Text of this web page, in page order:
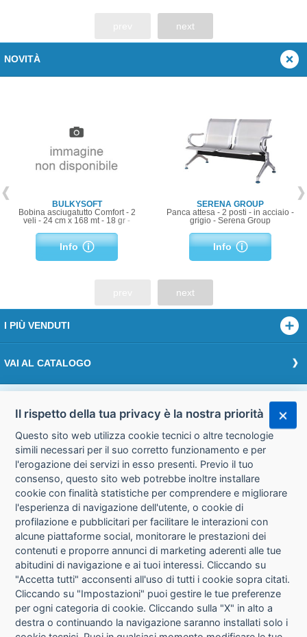
next
NOVITÀ
BULKYSOFT
Bobina asciugatutto Comfort - 2
veli - 24 cm x 168 mt - 18 gr -
Info
SERENA GROUP
Panca attesa - 2 posti - in acciaio -
grigio - Serena Group
Info
next
I PIÙ VENDUTI
VAI AL CATALOGO
Accedi
CONDIZIONI DI VENDITA PRIVACY
INFORMATIVA USO COOKIE
Il rispetto della tua privacy è la nostra priorità
Questo sito web utilizza cookie tecnici o altre tecnologie
simili necessari per il suo corretto funzionamento e per
l'erogazione dei servizi in esso presenti. Previo il tuo
consenso, questo sito web potrebbe inoltre installare
cookie con finalità statistiche per comprendere e migliorare
l'esperienza di navigazione dell'utente, o cookie di
profilazione e pubblicitari per facilitare le interazioni con
alcune piattaforme social, monitorare le prestazioni dei
contenuti e proporre annunci di marketing aderenti alle tue
abitudini di navigazione e ai tuoi interessi. Cliccando su
"Accetta tutti" acconsenti all'uso di tutti i cookie sopra citati.
Cliccando su "Impostazioni" puoi gestire le tue preferenze
per ogni categoria di cookie. Cliccando sulla "X" in alto a
destra o continuando la navigazione saranno installati solo i